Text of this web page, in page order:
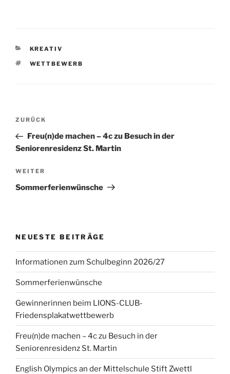
KATEGORIEN
KREATIV
SCHLAGWÖRTER
WETTBEWERB
Beitragsnavigation
Vorheriger
Beitrag
ZURÜCK
Freu(n)de machen – 4c zu Besuch in der
Seniorenresidenz St. Martin
Nächster
Beitrag
WEITER
Sommerferienwünsche
NEUESTE BEITRÄGE
Informationen zum Schulbeginn 2026/27
Sommerferienwünsche
Gewinnerinnen beim LIONS-CLUB-
Friedensplakatwettbewerb
Freu(n)de machen – 4c zu Besuch in der
Seniorenresidenz St. Martin
English Olympics an der Mittelschule Stift Zwettl